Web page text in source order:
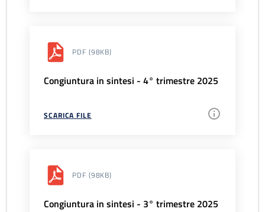
PDF (98KB)
Congiuntura in sintesi - 4° trimestre 2025
SCARICA FILE
PDF (98KB)
Congiuntura in sintesi - 3° trimestre 2025